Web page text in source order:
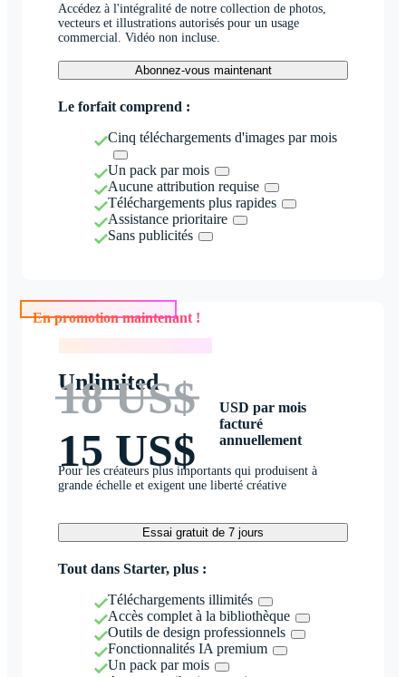
Accédez à l'intégralité de notre collection de photos,
vecteurs et illustrations autorisés pour un usage
commercial. Vidéo non incluse.
Abonnez-vous maintenant
Le forfait comprend :
Cinq téléchargements d'images par mois
Un pack par mois
Aucune attribution requise
Téléchargements plus rapides
Assistance prioritaire
Sans publicités
En promotion maintenant !
Unlimited
18 US$
15 US$
USD par mois
facturé
annuellement
Pour les créateurs plus importants qui produisent à
grande échelle et exigent une liberté créative
Essai gratuit de 7 jours
Tout dans Starter, plus :
Téléchargements illimités
Accès complet à la bibliothèque
Outils de design professionnels
Fonctionnalités IA premium
Un pack par mois